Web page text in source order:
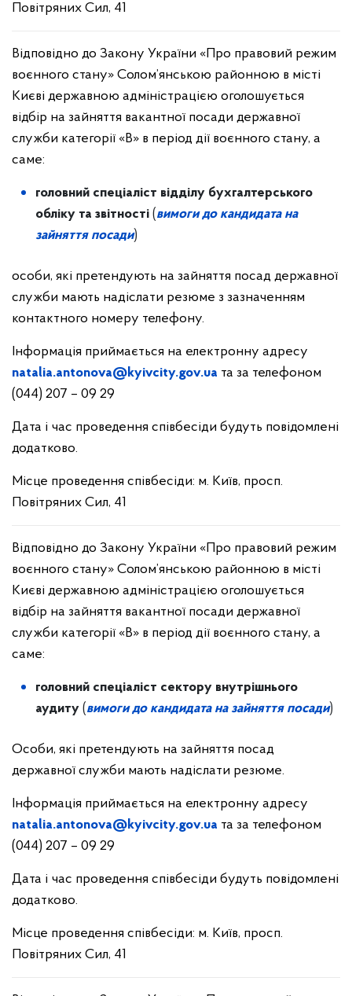
Повітряних Сил, 41
Відповідно до Закону України «Про правовий режим
воєнного стану» Солом’янською районною в місті
Києві державною адміністрацією оголошується
відбір на зайняття вакантної посади державної
служби категорії «В» в період дії воєнного стану, а
саме:
головний спеціаліст відділу бухгалтерського
обліку та звітності (вимоги до кандидата на
зайняття посади)
особи, які претендують на зайняття посад державної
служби мають надіслати резюме з зазначенням
контактного номеру телефону.
Інформація приймається на електронну адресу
natalia.antonova@kyivcity.gov.ua та за телефоном
(044) 207 – 09 29
Дата і час проведення співбесіди будуть повідомлені
додатково.
Місце проведення співбесіди: м. Київ, просп.
Повітряних Сил, 41
Відповідно до Закону України «Про правовий режим
воєнного стану» Солом’янською районною в місті
Києві державною адміністрацією оголошується
відбір на зайняття вакантної посади державної
служби категорії «В» в період дії воєнного стану, а
саме:
головний спеціаліст сектору внутрішнього
аудиту (вимоги до кандидата на зайняття посади)
Особи, які претендують на зайняття посад
державної служби мають надіслати резюме.
Інформація приймається на електронну адресу
natalia.antonova@kyivcity.gov.ua та за телефоном
(044) 207 – 09 29
Дата і час проведення співбесіди будуть повідомлені
додатково.
Місце проведення співбесіди: м. Київ, просп.
Повітряних Сил, 41